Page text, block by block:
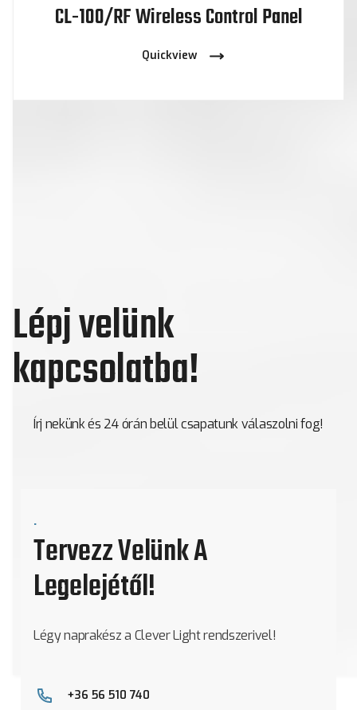
CL-100/RF Wireless Control Panel
Quickview
Lépj velünk
kapcsolatba!
Írj nekünk és 24 órán belül csapatunk válaszolni fog!
.
Tervezz Velünk A
Legelejétől!
Légy naprakész a Clever Light rendszerivel!
+36 56 510 740